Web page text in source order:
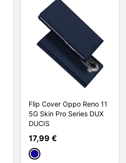
Flip Cover Oppo Reno 11
5G Skin Pro Series DUX
DUCIS
17,99 €
Dunkelblau